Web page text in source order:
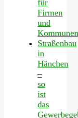
für
Firmen
und
Kommunen
Straßenbau
in
Hänchen
–
so
ist
das